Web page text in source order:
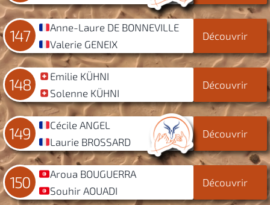
147
Anne-Laure DE BONNEVILLE
Valerie GENEIX
Découvrir
148
Emilie KÜHNI
Solenne KÜHNI
Découvrir
149
Cécile ANGEL
Laurie BROSSARD
Découvrir
150
Aroua BOUGUERRA
Souhir AOUADI
Découvrir